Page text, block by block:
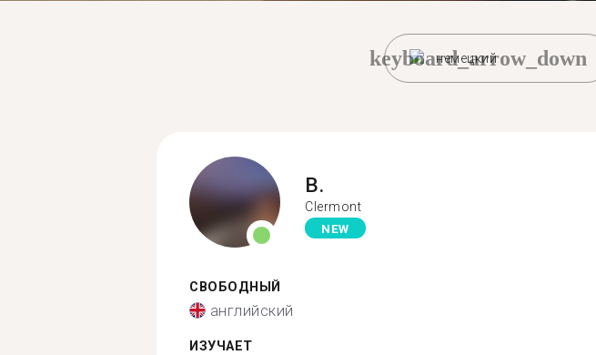
немецкий
keyboard_arrow_down
B.
Clermont
NEW
СВОБОДНЫЙ
английский
ИЗУЧАЕТ